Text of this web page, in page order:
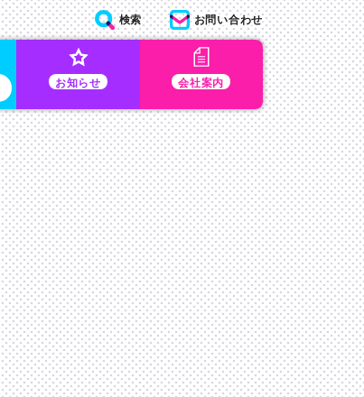
お知らせ 会社案内
検索 お問い合わせ